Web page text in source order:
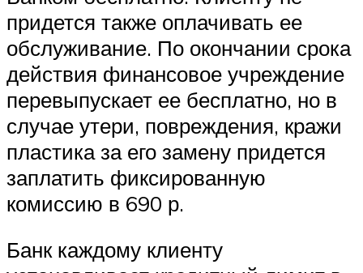
придется также оплачивать ее
обслуживание. По окончании срока
действия финансовое учреждение
перевыпускает ее бесплатно, но в
случае утери, повреждения, кражи
пластика за его замену придется
заплатить фиксированную
комиссию в 690 р.
Банк каждому клиенту